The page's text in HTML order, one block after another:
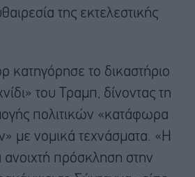
της εκτελεστικής
κατηγόρησε το δικαστήριο
του Τραμπ, δίνοντας τη
πολιτικών «κατάφωρα
με νομικά τεχνάσματα. «Η
ανοιχτή πρόσκληση στην